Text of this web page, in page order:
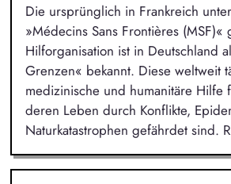
Die ursprünglich in Frankreich
»Médecins Sans Frontières (MSF)«
Hilforganisation ist in Deutschland
Grenzen« bekannt. Diese weltweit
medizinische und humanitäre Hilfe
deren Leben durch Konflikte,
Naturkatastrophen gefährdet sind.